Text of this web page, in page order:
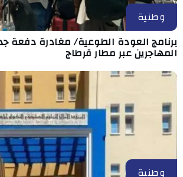
وطنية
برنامج العودة الطوعية/ مغادرة دفعة
المهاجرين عبر مطار قرطاج
وطنية